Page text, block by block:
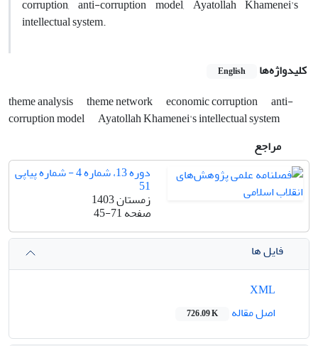
corruption, anti-corruption model, Ayatollah Khamenei's
intellectual system.
کلیدواژه‌ها English
theme analysis theme network economic corruption
anti-
corruption model
Ayatollah Khamenei's intellectual system
مراجع
دوره 13، شماره 4 - شماره پیاپی
51
زمستان 1403
صفحه45-71
فایل ها
اصل مقاله
726.09 K